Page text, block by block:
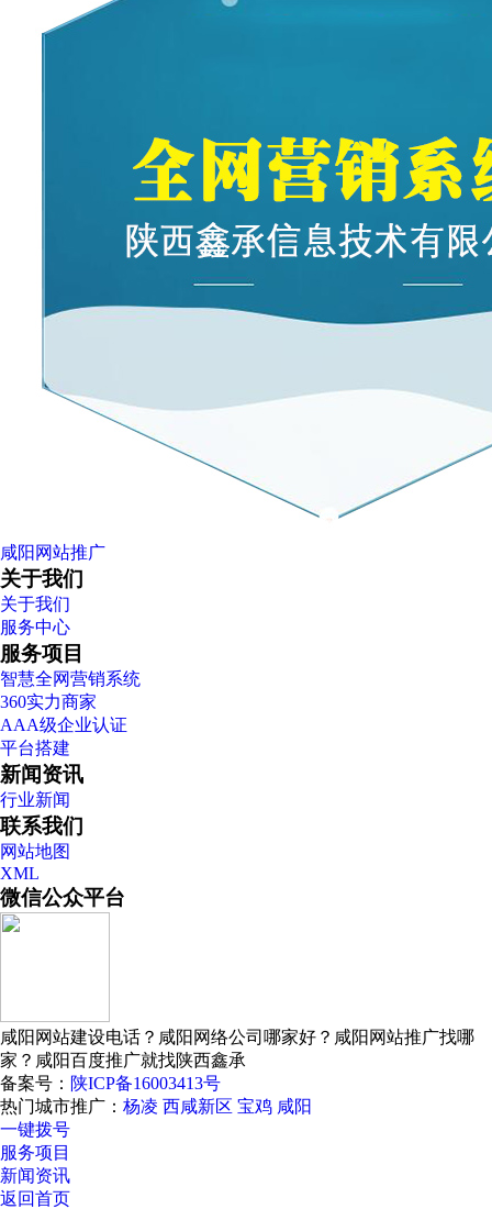
咸阳网站推广
关于我们
关于我们
服务中心
服务项目
智慧全网营销系统
360实力商家
AAA级企业认证
平台搭建
新闻资讯
行业新闻
联系我们
网站地图
XML
微信公众平台
咸阳网站建设电话？咸阳网络公司哪家好？咸阳网站推广找哪
家？咸阳百度推广就找陕西鑫承
备案号： 陕ICP备16003413号
热门城市推广： 杨凌 西咸新区 宝鸡 咸阳
一键拨号
服务项目
新闻资讯
返回首页